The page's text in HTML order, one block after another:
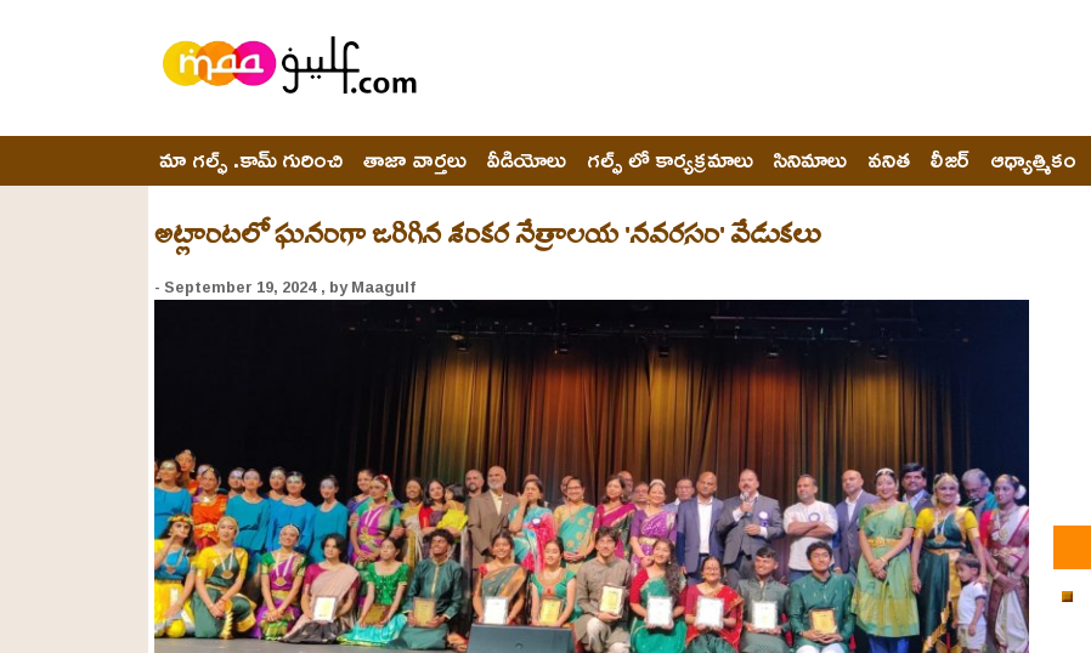
మా గల్ఫ్ .కామ్ గురించి తాజా వార్తలు వీడియోలు గల్ఫ్ లో కార్యక్రమాలు సినిమాలు వనిత లీజర్ ఆధ్యాత్మికం
అట్లాంటలో ఘనంగా జరిగిన శంకర నేత్రాలయ 'నవరసం' వేడుకలు
- September 19, 2024 , by Maagulf